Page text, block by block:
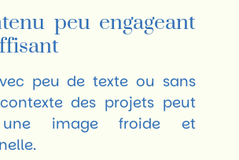
peu engageant
peu de texte ou sans
des projets peut
une image froide et